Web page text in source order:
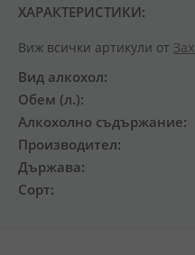
ХАРАКТЕРИСТИКИ:
Виж всички артикули от
Вид алкохол
Обем (л.)
Алкохолно съдържание
Производител
Държава
Сорт